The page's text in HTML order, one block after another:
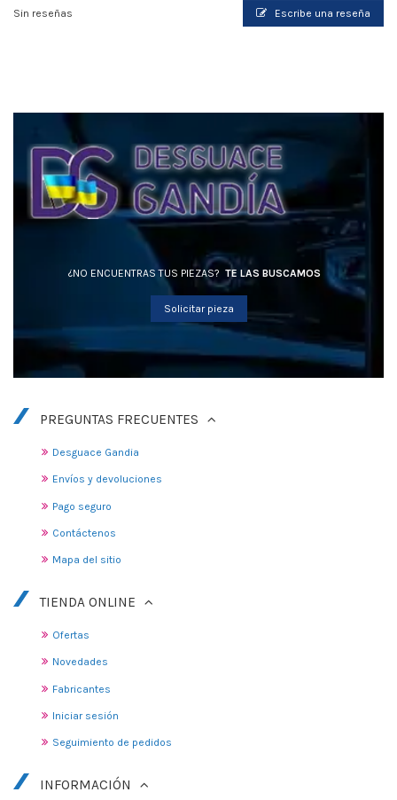
Sin reseñas Escribe una reseña
¿NO ENCUENTRAS TUS PIEZAS? TE LAS BUSCAMOS
Solicitar pieza
PREGUNTAS FRECUENTES
Desguace Gandia
Envíos y devoluciones
Pago seguro
Contáctenos
Mapa del sitio
TIENDA ONLINE
Ofertas
Novedades
Fabricantes
Iniciar sesión
Seguimiento de pedidos
INFORMACIÓN